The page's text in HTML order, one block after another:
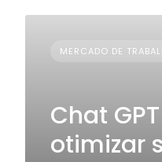
MERCADO DE
Chat
otimizar